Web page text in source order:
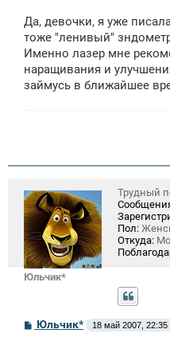
б
щ
н
и
Да, девочки, я уже
тоже "ленивый"
Именно лазер мне
наращивания и
займусь в ближайшее
Юльчик*
Трудный
Пол:
Откуда:
СЮльчик* 18 май 2007, 22:35